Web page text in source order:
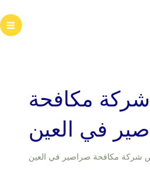
مكافحة
في العين
شركة مكافحة صراصير في العين